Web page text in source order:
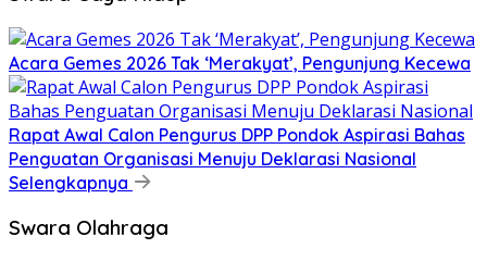
Acara Gemes 2026 Tak ‘Merakyat’, Pengunjung Kecewa
Rapat Awal Calon Pengurus DPP Pondok Aspirasi Bahas
Penguatan Organisasi Menuju Deklarasi Nasional
Selengkapnya
Swara Olahraga